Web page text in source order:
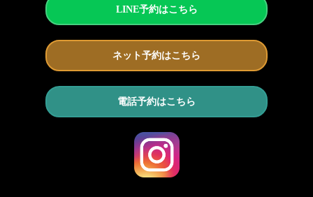
LINE予約はこちら
ネット予約はこちら
電話予約はこちら